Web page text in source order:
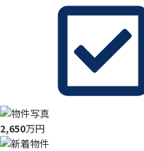
2,650万円